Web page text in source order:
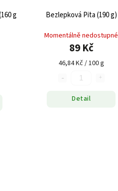
g
Bezlepková Pita (190 g)
Momentálně nedostupné
89 Kč
46,84 Kč / 100 g
Detail